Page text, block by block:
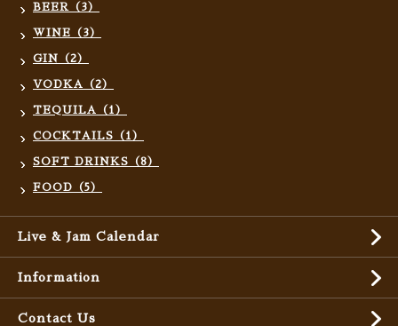
BEER（3）
WINE（3）
GIN（2）
VODKA（2）
TEQUILA（1）
COCKTAILS（1）
SOFT DRINKS（8）
FOOD（5）
Live & Jam Calendar
Information
Contact Us